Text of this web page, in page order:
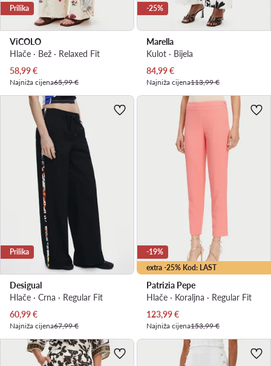
Prilika
ViCOLO
Hlače · Bež · Relaxed Fit
Trenutna cijena
58,99€
Najniža cijena65,99 €
-25%
Marella
Kulot · Bijela
Trenutna cijena
84,99€
Najniža cijena113,99 €
Prilika
Desigual
Hlače · Crna · Regular Fit
Trenutna cijena
60,99€
Najniža cijena67,99 €
extra -25% Kod: LAST
-19%
Patrizia Pepe
Hlače · Koraljna · Regular Fit
Trenutna cijena
123,99€
Najniža cijena153,99 €